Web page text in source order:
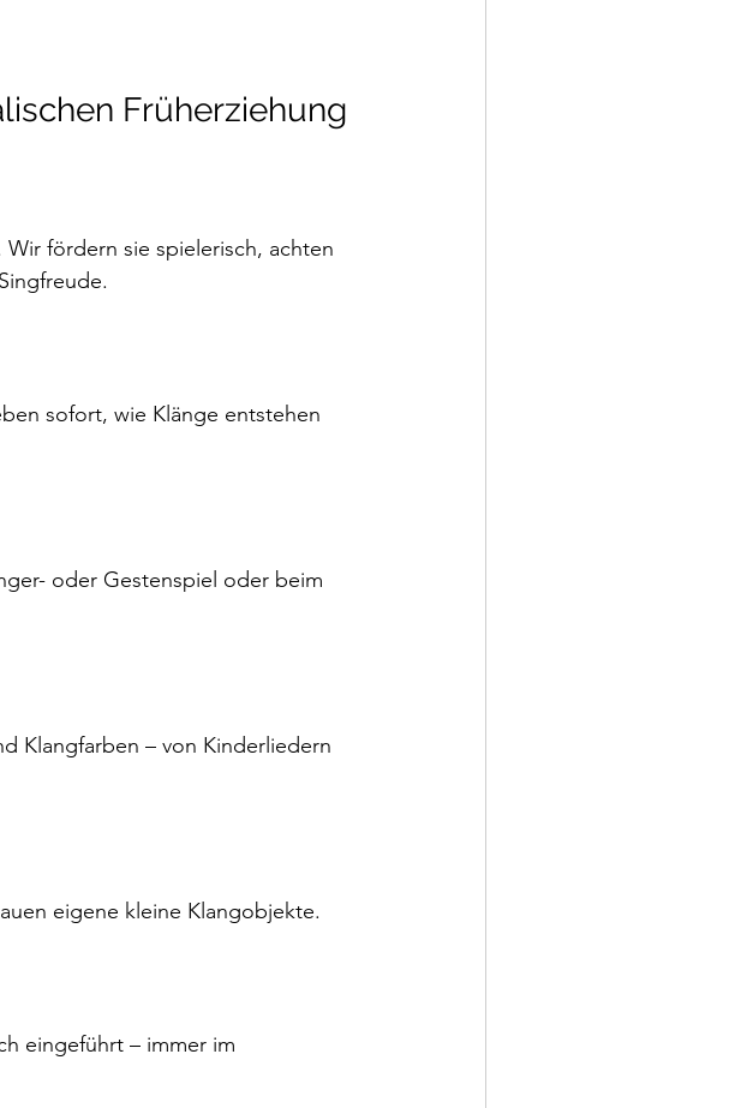
Früherziehung
fördern sie spielerisch, achten
sofort, wie Klänge entstehen
oder Gestenspiel oder beim
Klangfarben – von Kinderliedern
eigene kleine Klangobjekte.
eingeführt – immer im